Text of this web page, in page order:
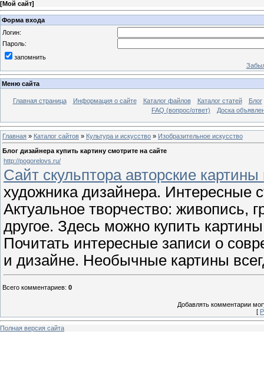
[Мой сайт]
Форма входа
Логин:
Пароль:
запомнить
Меню сайта
Главная страница Информация о сайте Каталог файлов Каталог статей
Блог
FAQ (вопрос/ответ)
Доска
Главная » Каталог сайтов » Культура и искусство » Изобразительное искусство
Блог дизайнера купить картину смотрите на сайте
http://pogorelovs.ru/
Сайт скульптора авторские
художника дизайнера. Интересные
Актуальное творчество: живопись,
другое. Здесь можно купить
Почитать интересные записи о
и дизайне. Необычные картины
Всего комментариев: 0
Добавлять комментарии
[
Полная версия сайта